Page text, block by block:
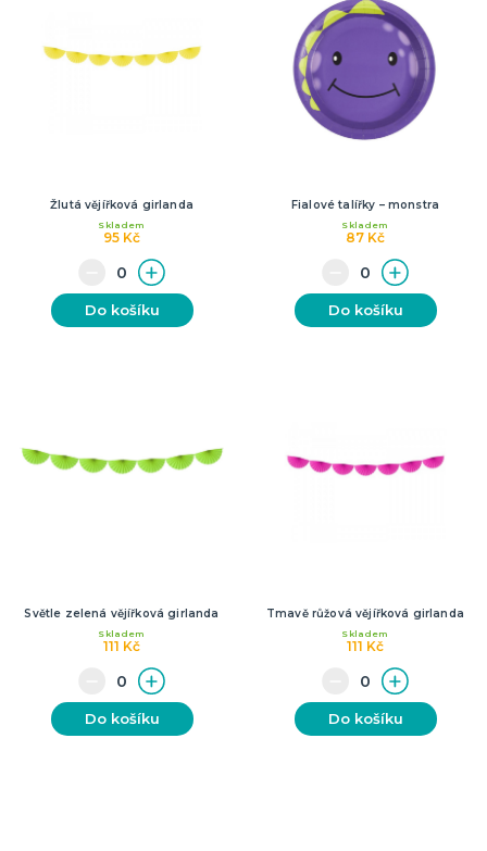
Žlutá vějířková girlanda
95 Kč
Skladem
Do košíku
Fialové talířky – monstra
87 Kč
Skladem
Do košíku
Světle zelená vějířková girlanda
111 Kč
Skladem
Do košíku
Tmavě růžová vějířková girlanda
111 Kč
Skladem
Do košíku